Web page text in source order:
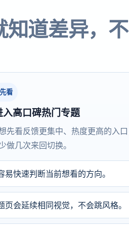
道差异，
看
入高口碑热门专题
先看反馈更集中、热度更高的入
做几次来回切换。
易快速判断当前想看的方向。
页会延续相同视觉，不会跳风格。